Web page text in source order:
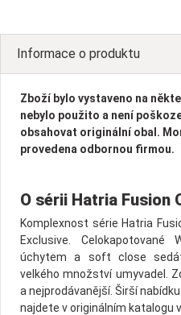
Informace o produktu
Zboží bylo vystaveno na
nebylo použito a není
obsahovat originální obal.
provedena odbornou firmou.
O sérii Hatria Fusion
Komplexnost série Hatria
Exclusive.
úchytem a soft close
velkého množství umyvadel.
a nejprodávanější. Širší
najdete v originálním katalogu